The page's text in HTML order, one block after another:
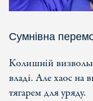
Сумнівна
Колишній
владі. Але хаос на
тягарем для уряду.